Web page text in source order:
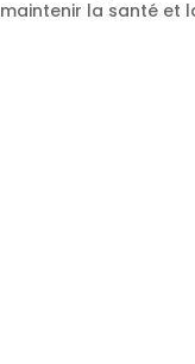
maintenir la santé et